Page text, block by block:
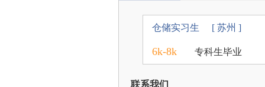
仓储实习生 [ 苏州 ]
6k-8k 专科生毕业
联系我们